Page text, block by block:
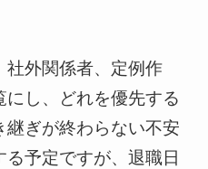
社外関係者、定例作
し、どれを優先する
継ぎが終わらない不安
予定ですが、退職日